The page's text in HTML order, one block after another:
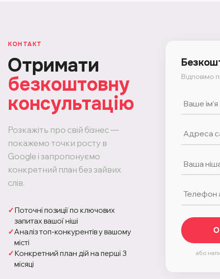
КОНТАКТ
Отримати
безкоштовну
консультацію
Розкажіть про свій бізнес —
покажемо точки росту в
Google і запропонуємо
конкретний план без зайвих
слів.
✓Поточні позиції по ключових
запитах вашої ніші
✓Аналіз топ-конкурентів у вашому
місті
✓Конкретний план дій на перші 3
місяці
Відповімо
або